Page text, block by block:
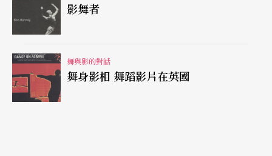
莫里斯深愛音樂，從童年起就和鋼琴形影不離並參
加合唱團。據說，有一次他家中發生火災，燒掉了
很多傢俱，其中也包括他心愛的鋼琴。他以最快的
速度用自己的零用錢又買了一台新琴，這大概可以
影舞者
舞與影的對話
舞身影相 舞蹈影片在英國